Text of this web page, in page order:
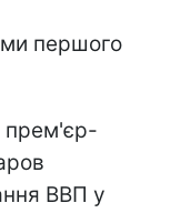
першого
прем'єр-
ВВП у